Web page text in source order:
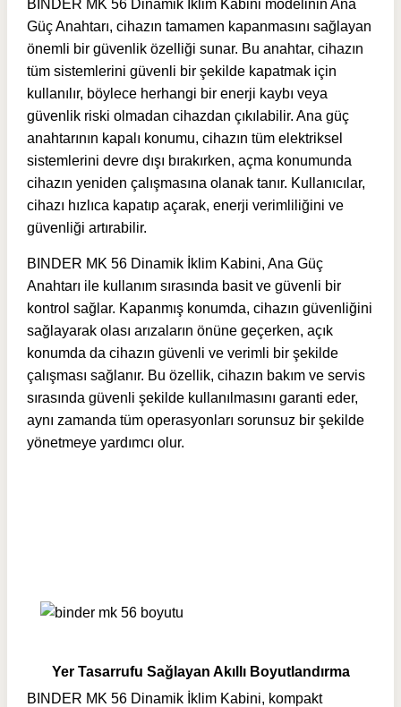
BINDER MK 56 Dinamik İklim Kabini modelinin Ana
Güç Anahtarı, cihazın tamamen kapanmasını sağlayan
önemli bir güvenlik özelliği sunar. Bu anahtar, cihazın
tüm sistemlerini güvenli bir şekilde kapatmak için
kullanılır, böylece herhangi bir enerji kaybı veya
güvenlik riski olmadan cihazdan çıkılabilir. Ana güç
anahtarının kapalı konumu, cihazın tüm elektriksel
sistemlerini devre dışı bırakırken, açma konumunda
cihazın yeniden çalışmasına olanak tanır. Kullanıcılar,
cihazı hızlıca kapatıp açarak, enerji verimliliğini ve
güvenliği artırabilir.
BINDER MK 56 Dinamik İklim Kabini, Ana Güç
Anahtarı ile kullanım sırasında basit ve güvenli bir
kontrol sağlar. Kapanmış konumda, cihazın güvenliğini
sağlayarak olası arızaların önüne geçerken, açık
konumda da cihazın güvenli ve verimli bir şekilde
çalışması sağlanır. Bu özellik, cihazın bakım ve servis
sırasında güvenli şekilde kullanılmasını garanti eder,
aynı zamanda tüm operasyonları sorunsuz bir şekilde
yönetmeye yardımcı olur.
Yer Tasarrufu Sağlayan Akıllı Boyutlandırma
BINDER MK 56 Dinamik İklim Kabini, kompakt